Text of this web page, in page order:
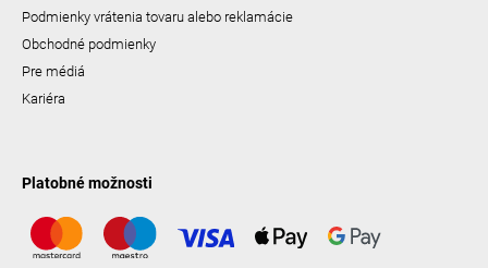
Podmienky vrátenia tovaru alebo reklamácie
Obchodné podmienky
Pre médiá
Kariéra
Platobné možnosti